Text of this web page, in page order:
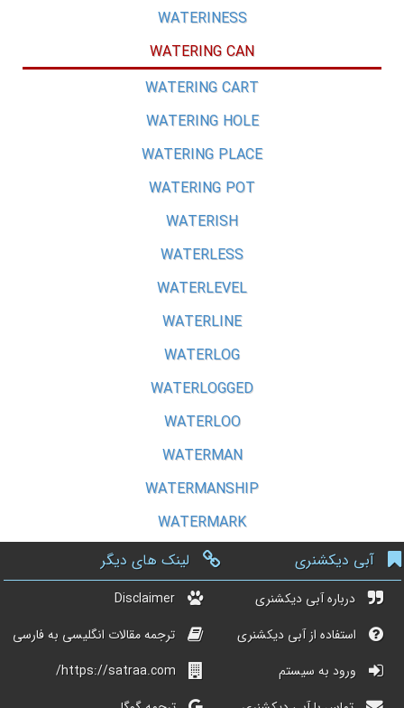
WATERINESS
WATERING CAN
WATERING CART
WATERING HOLE
WATERING PLACE
WATERING POT
WATERISH
WATERLESS
WATERLEVEL
WATERLINE
WATERLOG
WATERLOGGED
WATERLOO
WATERMAN
WATERMANSHIP
WATERMARK
آبی دیکشنری
درباره آبی دیکشنری
استفاده از آبی دیکشنری
ورود به سیستم
لینک های دیگر
Disclaimer
ترجمه مقالات انگلیسی به فارسی
https://satraa.com/